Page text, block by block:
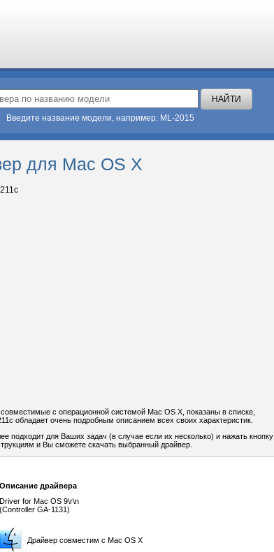
Введите название модели, например: ML-2015
для Mac OS X
с операционной системой Mac OS X, показаны в списке,
обладает очень подробным описанием всех своих характеристик.
подходит для Ваших задач (в случае если их несколько) и нажать кнопку
и Вы сможете скачать выбранный драйвер.
Описание драйвера
Driver for Mac OS 9\r\n
(Controller GA-1131)
Драйвер совместим с Mac OS X